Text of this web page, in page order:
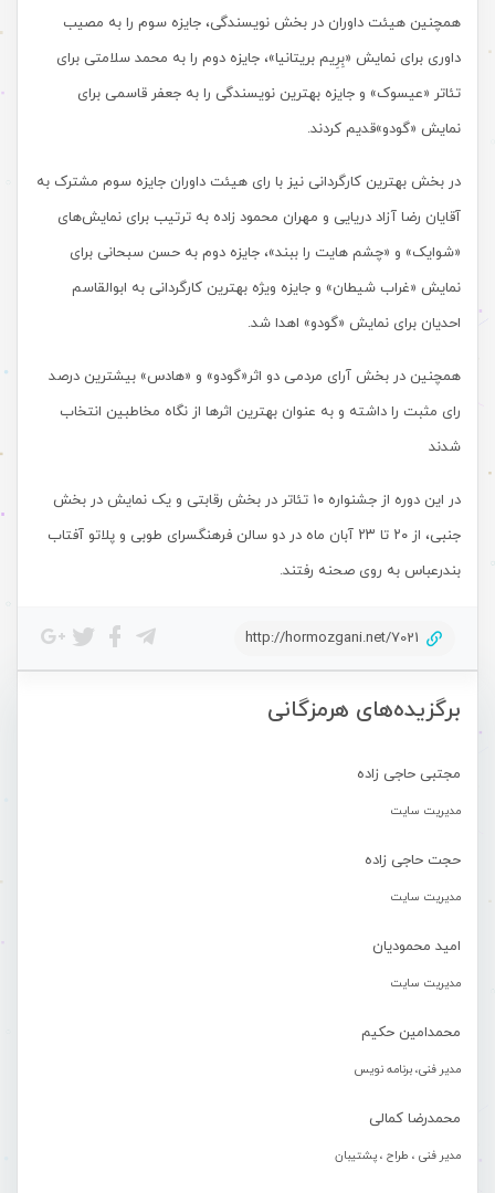
برگزیده‌های هرمزگانی
مجتبی حاجی زاده
مدیریت سایت
حجت حاجی زاده
مدیریت سایت
امید محمودیان
مدیریت سایت
محمدامین حکیم
مدیر فنی، برنامه نویس
محمدرضا کمالی
مدیر فنی ، طراح ، پشتیبان
همچنین هیئت داوران در بخش نویسندگی، جایزه سوم را به مصیب
داوری برای نمایش «بِرِیم بریتانیا»، جایزه دوم را به محمد سلامتی برای
تئاتر «عیسوک» و جایزه بهترین نویسندگی را به جعفر قاسمی برای
نمایش «گودو»قدیم کردند.
در بخش بهترین کارگردانی نیز با رای هیئت داوران جایزه سوم مشترک به
آقایان رضا آزاد دریایی و مهران محمود زاده به ترتیب برای نمایش‌های
«شوایک» و «چشم هایت را ببند»، جایزه دوم به حسن سبحانی برای
نمایش «غراب شیطان» و جایزه ویژه بهترین کارگردانی به ابوالقاسم
احدیان برای نمایش «گودو» اهدا شد.
همچنین در بخش آرای مردمی دو اثر«گودو» و «هادس» بیشترین درصد
رای مثبت را داشته و به عنوان بهترین اثرها از نگاه مخاطبین انتخاب
شدند
در این دوره از جشنواره ۱۰ تئاتر در بخش رقابتی و یک نمایش در بخش
جنبی، از ۲۰ تا ۲۳ آبان ماه در دو سالن فرهنگسرای طوبی و پلاتو آفتاب
بندرعباس به روی صحنه رفتند.
http://hormozgani.net/7021